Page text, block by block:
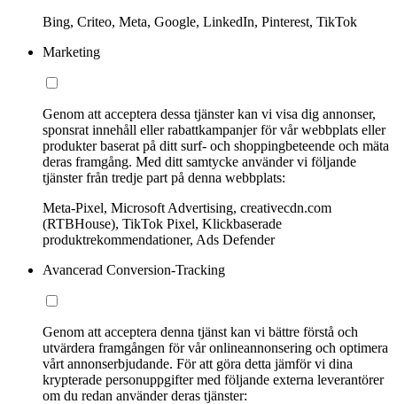
Bing, Criteo, Meta, Google, LinkedIn, Pinterest, TikTok
Marketing
Genom att acceptera dessa tjänster kan vi visa dig annonser,
sponsrat innehåll eller rabattkampanjer för vår webbplats eller
produkter baserat på ditt surf- och shoppingbeteende och mäta
deras framgång. Med ditt samtycke använder vi följande
tjänster från tredje part på denna webbplats:
Meta-Pixel, Microsoft Advertising, creativecdn.com
(RTBHouse), TikTok Pixel, Klickbaserade
produktrekommendationer, Ads Defender
Avancerad Conversion-Tracking
Genom att acceptera denna tjänst kan vi bättre förstå och
utvärdera framgången för vår onlineannonsering och optimera
vårt annonserbjudande. För att göra detta jämför vi dina
krypterade personuppgifter med följande externa leverantörer
om du redan använder deras tjänster: